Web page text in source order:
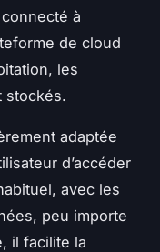
à
de cloud
les
stockés.
adaptée
d’accéder
avec les
peu importe
il facilite la